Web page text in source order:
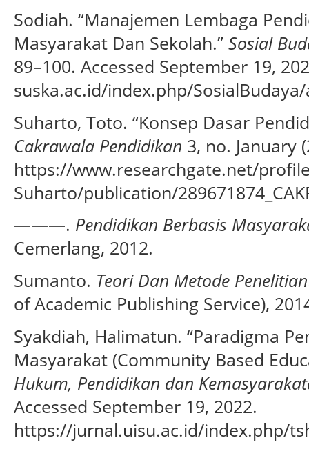
Sodiah. “Manajemen Lembaga
Masyarakat Dan Sekolah.” Sosial
89–100. Accessed September 19,
suska.ac.id/index.php/
Suharto, Toto. “Konsep Dasar
Cakrawala Pendidikan 3, no. January
https://www.researchgate.net/
Suharto/publication/
———. Pendidikan Berbasis
Cemerlang, 2012.
Sumanto. Teori Dan Metode Penelitian
of Academic Publishing Service),
Syakdiah, Halimatun. “Paradigma
Masyarakat (Community Based
Hukum, Pendidikan dan
Accessed September 19, 2022.
https://jurnal.uisu.ac.id/index.php/